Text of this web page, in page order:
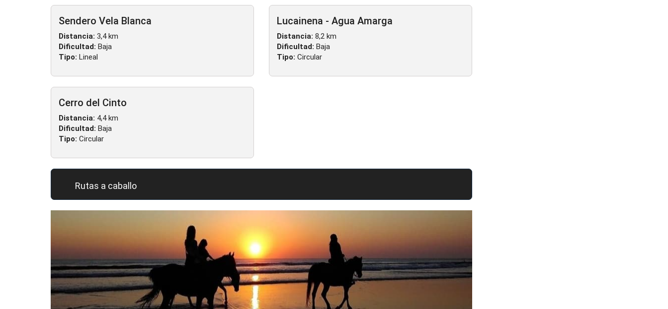
Sendero Vela Blanca
Distancia: 3,4 km
Dificultad: Baja
Tipo: Lineal
Lucainena - Agua Amarga
Distancia: 8,2 km
Dificultad: Baja
Tipo: Circular
Cerro del Cinto
Distancia: 4,4 km
Dificultad: Baja
Tipo: Circular
Rutas a caballo